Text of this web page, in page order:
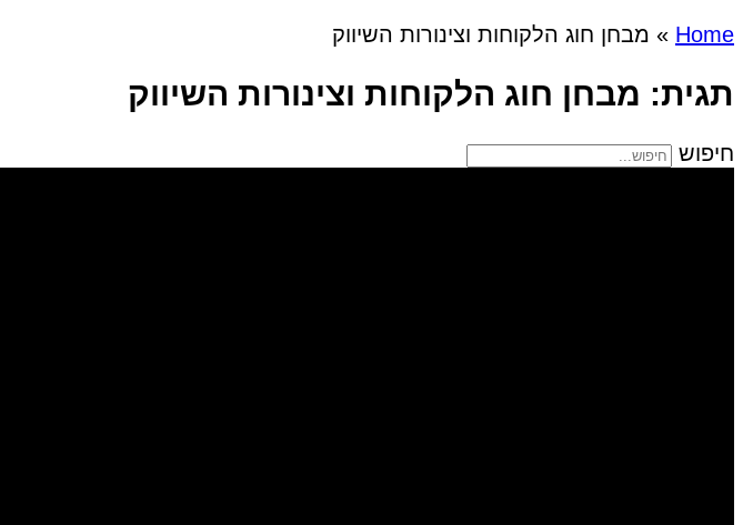
Home
» מבחן חוג הלקוחות וצינורות השיווק
תגית: מבחן חוג הלקוחות וצינורות השיווק
חיפוש